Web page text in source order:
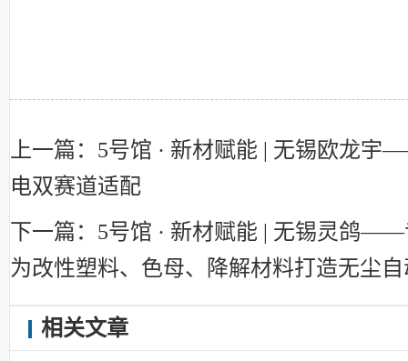
上一篇：5号馆 · 新材赋能 | 无锡欧龙
电双赛道适配
下一篇：5号馆 · 新材赋能 | 无锡灵鸽
为改性塑料、色母、降解材料打造无尘
相关文章